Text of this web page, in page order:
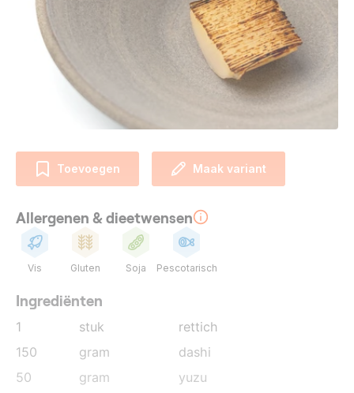
Toevoegen Maak variant
Allergenen & dieetwensen
Vis Gluten Soja Pescotarisch
Ingrediënten
1 stuk
rettich
150
gram
dashi
50
gram
yuzu